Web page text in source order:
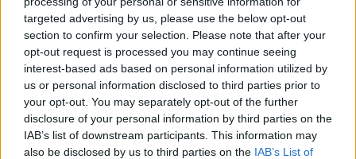
targeted advertising by us, please use the below opt-out
section to confirm your selection. Please note that after your
opt-out request is processed you may continue seeing
interest-based ads based on personal information utilized by
us or personal information disclosed to third parties prior to
your opt-out. You may separately opt-out of the further
disclosure of your personal information by third parties on the
IAB’s list of downstream participants. This information may
also be disclosed by us to third parties on the IAB’s List of